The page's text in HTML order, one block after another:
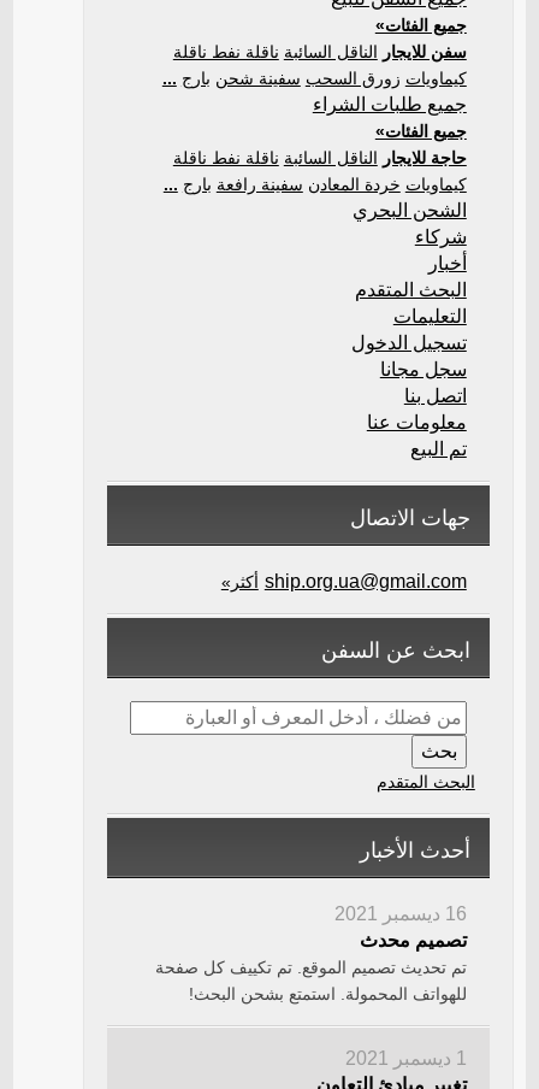
جميع الفئات»
سفن للايجار الناقل السائبة ناقلة نفط ناقلة
كيماويات زورق السحب سفينة شحن بارج ...
جميع طلبات الشراء
جميع الفئات»
حاجة للايجار الناقل السائبة ناقلة نفط ناقلة
كيماويات خردة المعادن سفينة رافعة بارج ...
الشحن البحري
شركاء
أخبار
البحث المتقدم
التعليمات
تسجيل الدخول
سجل مجانا
اتصل بنا
معلومات عنا
تم البيع
جهات الاتصال
ship.org.ua@gmail.com أكثر»
ابحث عن السفن
البحث المتقدم
أحدث الأخبار
16 ديسمبر 2021
تصميم محدث
تم تحديث تصميم الموقع. تم تكييف كل صفحة
للهواتف المحمولة. استمتع بشحن البحث!
1 ديسمبر 2021
تغيير مبادئ التعاون